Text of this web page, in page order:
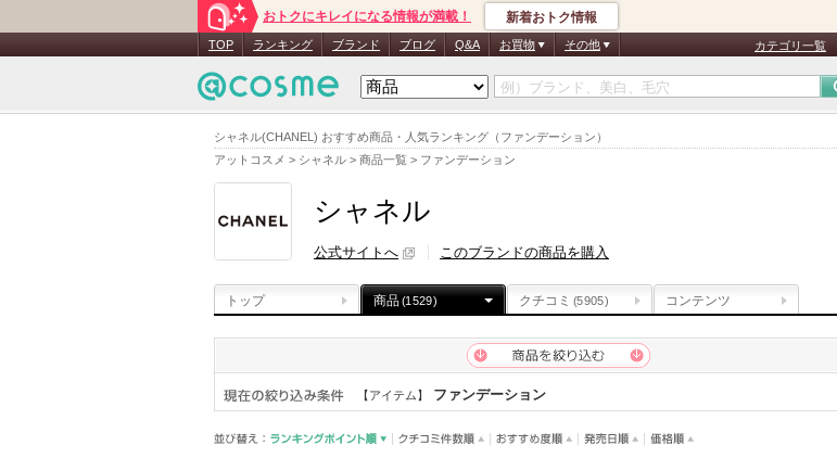
シャネル(CHANEL) おすすめ商品・人気ランキング（ファンデーション）
アットコスメ > シャネル > 商品一覧 > ファンデーション
おトクにキレイになる情報が満載！ 新着おトク情報
TOP ランキング ブランド ブログ Q&A お買物 その他 カテゴリ一覧
シャネル
公式サイトへ このブランドの商品を購入
トップ 商品(1529) クチコミ (5905) コンテンツ
【アイテム】 ファンデーション